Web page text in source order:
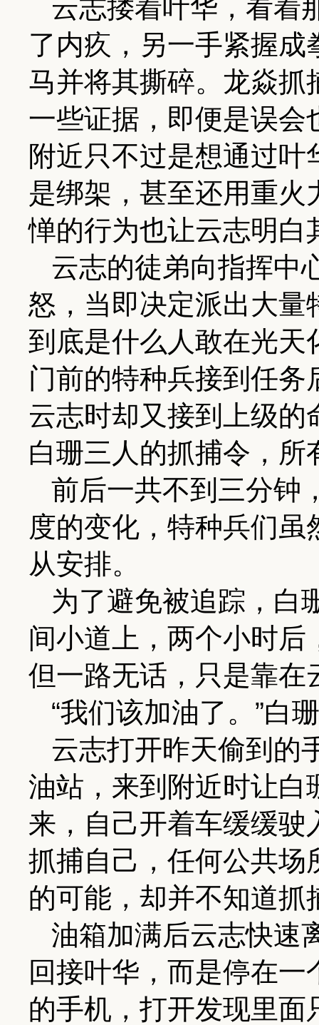
云志搂着叶华，看着
了内疚，另一手紧握
马并将其撕碎。龙焱抓
一些证据，即便是误会
附近只不过是想通过
是绑架，甚至还用重
惮的行为也让云志明白
云志的徒弟向指挥中
怒，当即决定派出大量
到底是什么人敢在光天
门前的特种兵接到任
云志时却又接到上级
白珊三人的抓捕令，
前后一共不到三分钟
度的变化，特种兵们
从安排。
为了避免被追踪，白
间小道上，两个小时
但一路无话，只是靠在
“我们该加油了。”白
云志打开昨天偷到的
油站，来到附近时让白
来，自己开着车缓缓驶
抓捕自己，任何公共场
的可能，却并不知道
油箱加满后云志快速
回接叶华，而是停在
的手机，打开发现里